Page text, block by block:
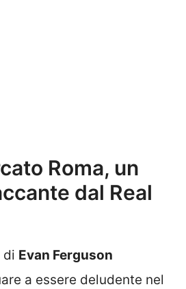
Roma, un
dal Real
di Evan Ferguson
a essere deludente nel